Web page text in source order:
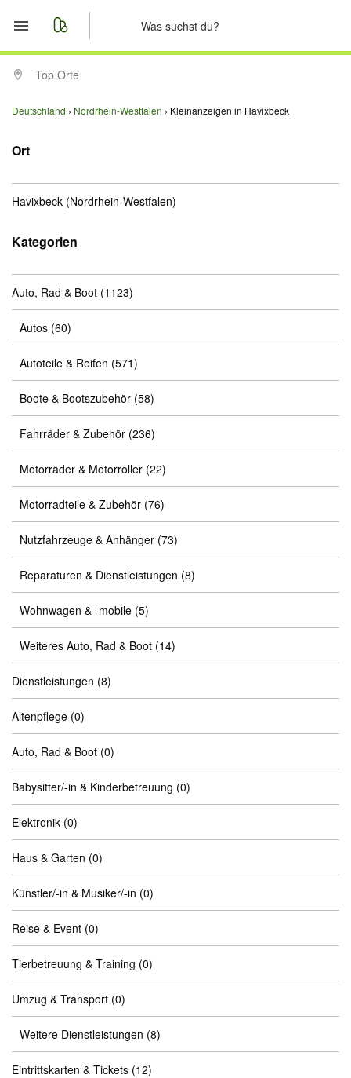
Start
Merkliste
Anzeige aufgeben
Top Orte
Deutschland Nordrhein-Westfalen Kleinanzeigen in Havixbeck
Ort
Havixbeck (Nordrhein-Westfalen)
Kategorien
Auto, Rad & Boot (1123)
Autos (60)
Autoteile & Reifen (571)
Boote & Bootszubehör (58)
Fahrräder & Zubehör (236)
Motorräder & Motorroller (22)
Motorradteile & Zubehör (76)
Nutzfahrzeuge & Anhänger (73)
Reparaturen & Dienstleistungen (8)
Wohnwagen & -mobile (5)
Weiteres Auto, Rad & Boot (14)
Dienstleistungen (8)
Altenpflege (0)
Auto, Rad & Boot (0)
Babysitter/-in & Kinderbetreuung (0)
Elektronik (0)
Haus & Garten (0)
Künstler/-in & Musiker/-in (0)
Reise & Event (0)
Tierbetreuung & Training (0)
Umzug & Transport (0)
Weitere Dienstleistungen (8)
Eintrittskarten & Tickets (12)